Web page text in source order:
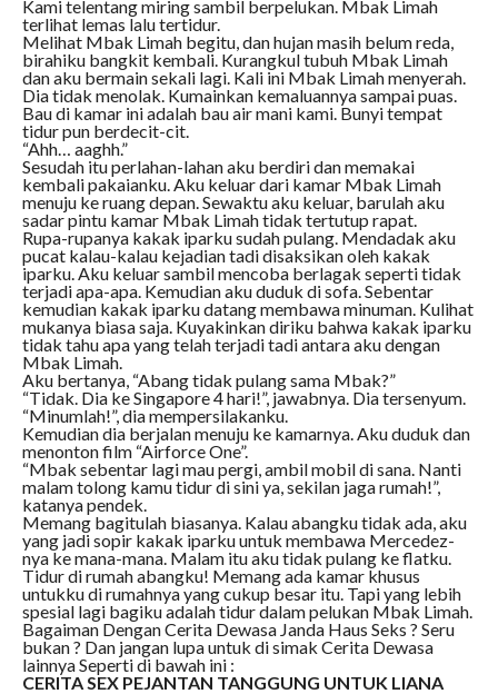
Kami telentang miring sambil berpelukan. Mbak Limah
terlihat lemas lalu tertidur.
Melihat Mbak Limah begitu, dan hujan masih belum reda,
birahiku bangkit kembali. Kurangkul tubuh Mbak Limah
dan aku bermain sekali lagi. Kali ini Mbak Limah menyerah.
Dia tidak menolak. Kumainkan kemaluannya sampai puas.
Bau di kamar ini adalah bau air mani kami. Bunyi tempat
tidur pun berdecit-cit.
“Ahh… aaghh.”
Sesudah itu perlahan-lahan aku berdiri dan memakai
kembali pakaianku. Aku keluar dari kamar Mbak Limah
menuju ke ruang depan. Sewaktu aku keluar, barulah aku
sadar pintu kamar Mbak Limah tidak tertutup rapat.
Rupa-rupanya kakak iparku sudah pulang. Mendadak aku
pucat kalau-kalau kejadian tadi disaksikan oleh kakak
iparku. Aku keluar sambil mencoba berlagak seperti tidak
terjadi apa-apa. Kemudian aku duduk di sofa. Sebentar
kemudian kakak iparku datang membawa minuman. Kulihat
mukanya biasa saja. Kuyakinkan diriku bahwa kakak iparku
tidak tahu apa yang telah terjadi tadi antara aku dengan
Mbak Limah.
Aku bertanya, “Abang tidak pulang sama Mbak?”
“Tidak. Dia ke Singapore 4 hari!”, jawabnya. Dia tersenyum.
“Minumlah!”, dia mempersilakanku.
Kemudian dia berjalan menuju ke kamarnya. Aku duduk dan
menonton film “Airforce One”.
“Mbak sebentar lagi mau pergi, ambil mobil di sana. Nanti
malam tolong kamu tidur di sini ya, sekilan jaga rumah!”,
katanya pendek.
Memang bagitulah biasanya. Kalau abangku tidak ada, aku
yang jadi sopir kakak iparku untuk membawa Mercedez-
nya ke mana-mana. Malam itu aku tidak pulang ke flatku.
Tidur di rumah abangku! Memang ada kamar khusus
untukku di rumahnya yang cukup besar itu. Tapi yang lebih
spesial lagi bagiku adalah tidur dalam pelukan Mbak Limah.
Bagaiman Dengan Cerita Dewasa Janda Haus Seks ? Seru
bukan ? Dan jangan lupa untuk di simak Cerita Dewasa
lainnya Seperti di bawah ini :
CERITA SEX PEJANTAN TANGGUNG UNTUK LIANA